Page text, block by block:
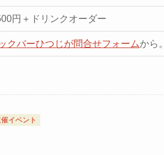
円＋ドリンクオーダー
クバーひつじが問合せフォームから。
催イベント